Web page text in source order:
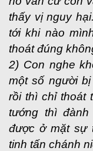
thấy vị nguy
tới khi nào
thoát đúng
2) Con nghe
một số người
rồi thì chỉ thoát
tướng thì
được ở mặt sự
tinh tấn chánh